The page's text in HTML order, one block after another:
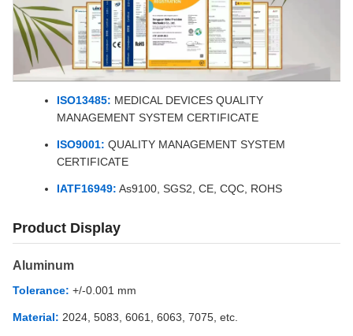
ISO13485: MEDICAL DEVICES QUALITY
MANAGEMENT SYSTEM CERTIFICATE
ISO9001: QUALITY MANAGEMENT SYSTEM
CERTIFICATE
IATF16949: As9100, SGS2, CE, CQC, ROHS
Product Display
Aluminum
Tolerance: +/-0.001 mm
Material: 2024, 5083, 6061, 6063, 7075, etc.